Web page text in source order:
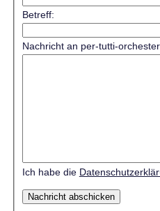
Betreff:
Nachricht an per-tutti-
Ich habe die